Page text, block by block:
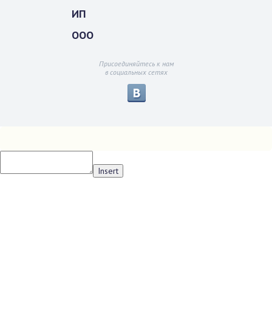
ИП
ООО
Присоединяйтесь к нам
в социальных сетях
Insert